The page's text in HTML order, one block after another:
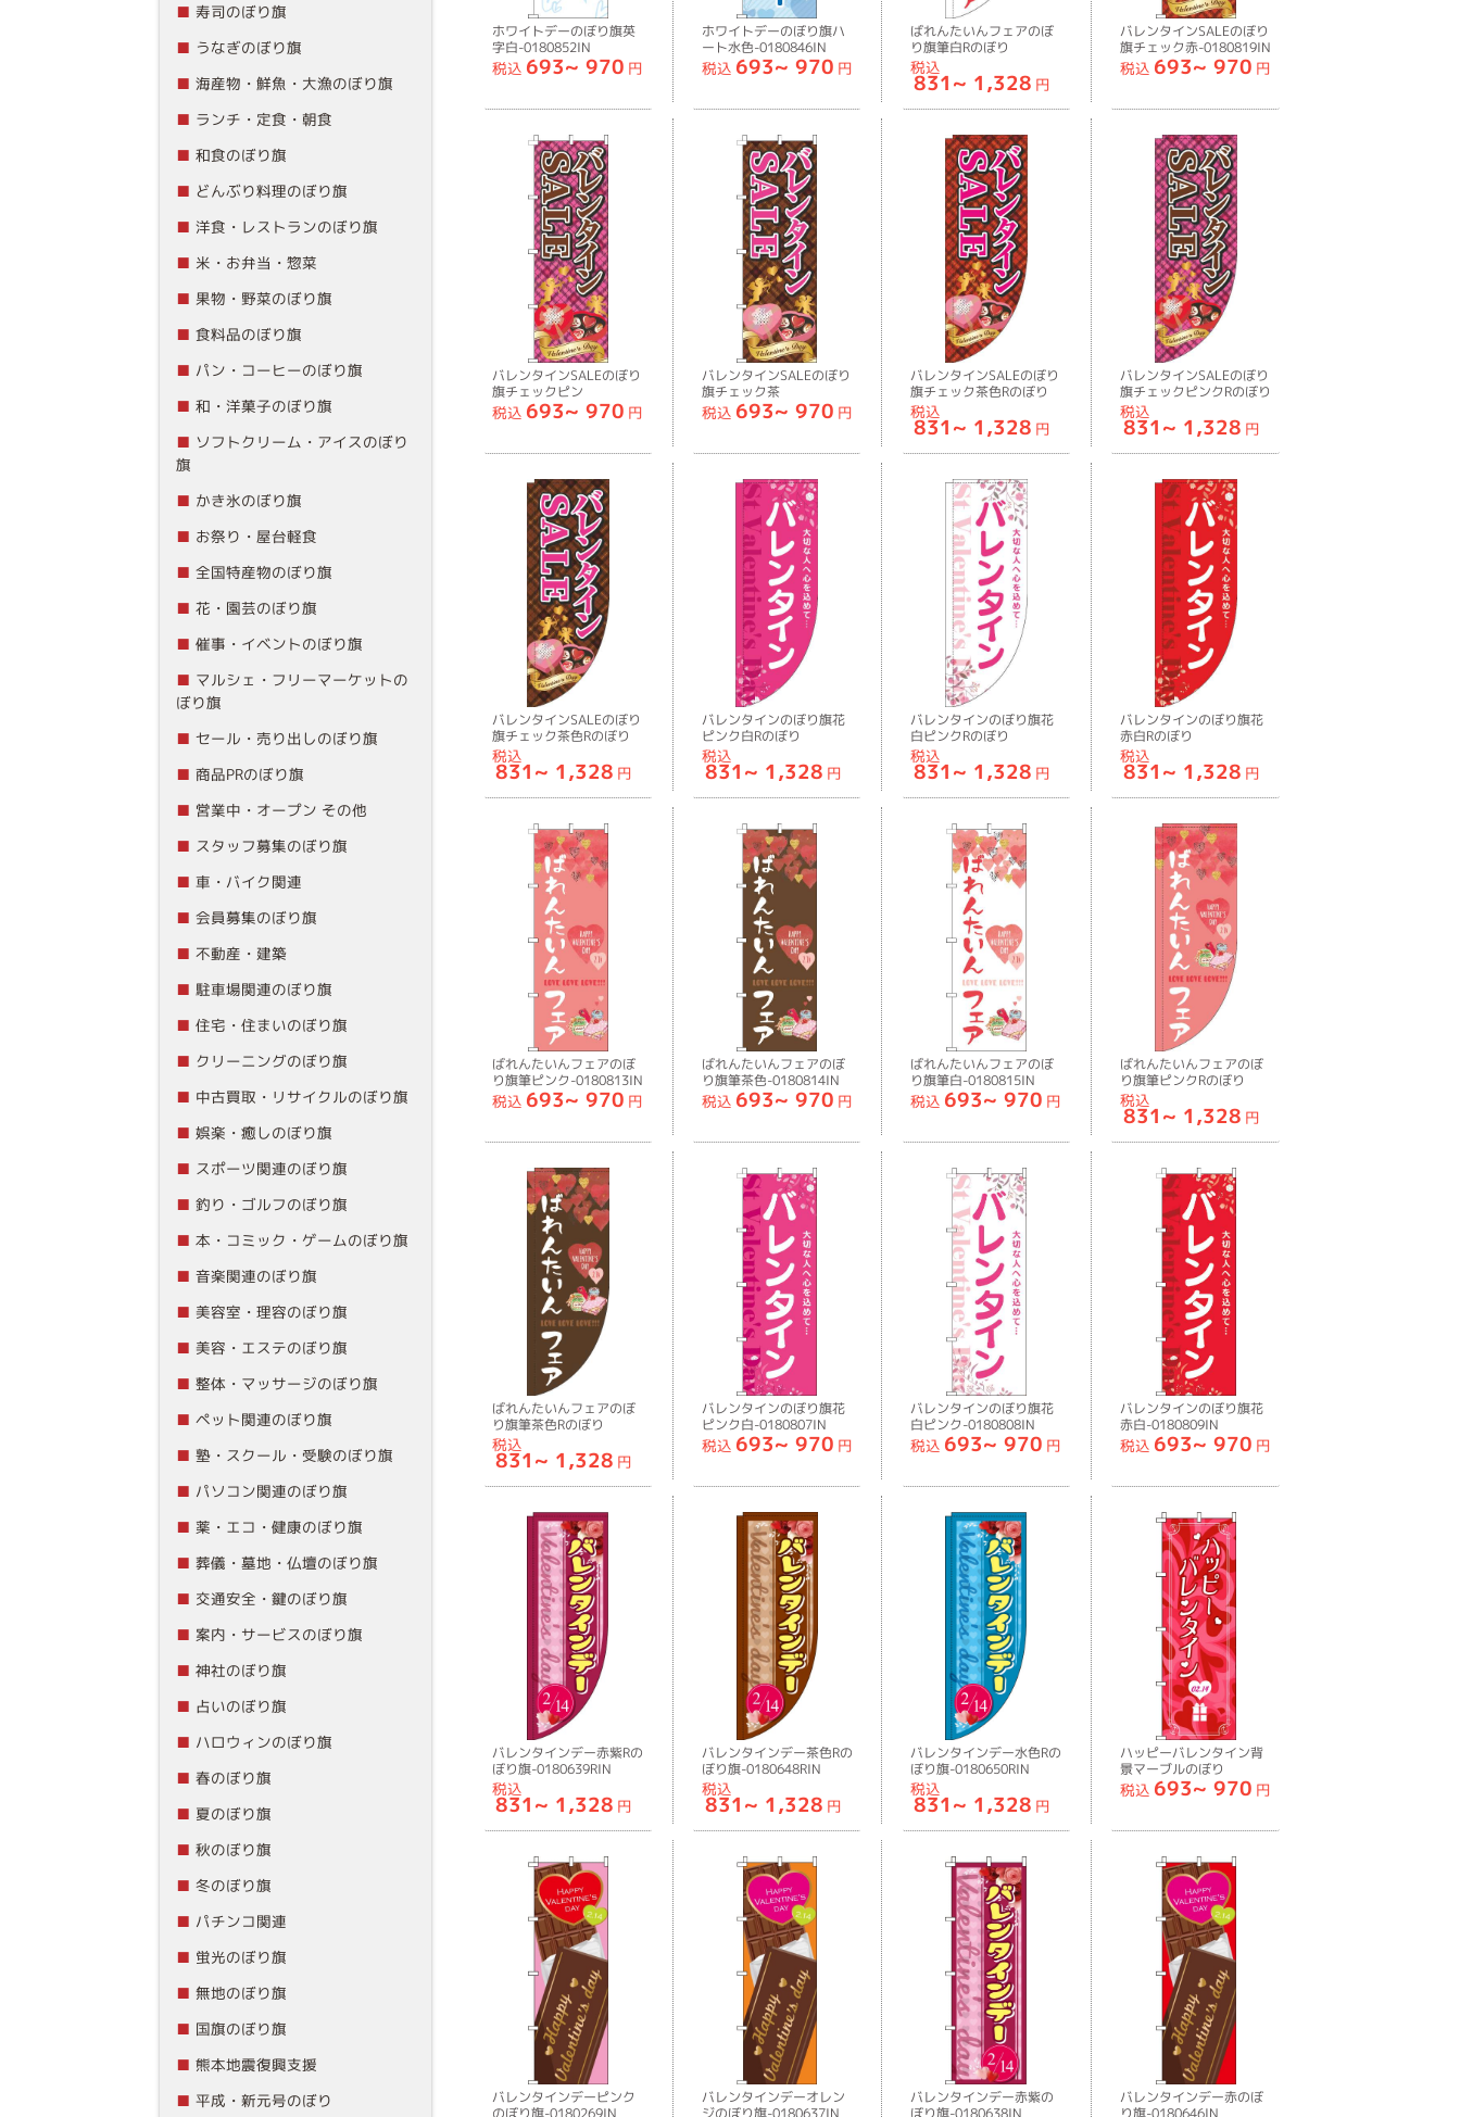
寿司のぼり旗
うなぎのぼり旗
海産物・鮮魚・大漁のぼり旗
ランチ・定食・朝食
和食のぼり旗
どんぶり料理のぼり旗
洋食・レストランのぼり旗
米・お弁当・惣菜
果物・野菜のぼり旗
食料品のぼり旗
パン・コーヒーのぼり旗
和・洋菓子のぼり旗
ソフトクリーム・アイスのぼり
旗
かき氷のぼり旗
お祭り・屋台軽食
全国特産物のぼり旗
花・園芸のぼり旗
催事・イベントのぼり旗
マルシェ・フリーマーケットの
ぼり旗
セール・売り出しのぼり旗
商品PRのぼり旗
営業中・オープン その他
スタッフ募集のぼり旗
車・バイク関連
会員募集のぼり旗
不動産・建築
駐車場関連のぼり旗
住宅・住まいのぼり旗
クリーニングのぼり旗
中古買取・リサイクルのぼり旗
娯楽・癒しのぼり旗
スポーツ関連のぼり旗
釣り・ゴルフのぼり旗
本・コミック・ゲームのぼり旗
音楽関連のぼり旗
美容室・理容のぼり旗
美容・エステのぼり旗
整体・マッサージのぼり旗
ペット関連のぼり旗
塾・スクール・受験のぼり旗
パソコン関連のぼり旗
薬・エコ・健康のぼり旗
葬儀・墓地・仏壇のぼり旗
交通安全・鍵のぼり旗
案内・サービスのぼり旗
神社のぼり旗
占いのぼり旗
ハロウィンのぼり旗
春のぼり旗
夏のぼり旗
秋のぼり旗
冬のぼり旗
パチンコ関連
蛍光のぼり旗
無地のぼり旗
国旗のぼり旗
熊本地震復興支援
平成・新元号のぼり
ホワイトデーのぼり旗英
字白-0180852IN
税込 693~ 970 円
ホワイトデーのぼり旗ハ
ート水色-0180846IN
税込 693~ 970 円
ばれんたいんフェアのぼ
り旗筆白Rのぼり
旗-0180818RIN
税込
831~ 1,328 円
バレンタインSALEのぼり
旗チェック赤-0180819IN
税込 693~ 970 円
バレンタインSALEのぼり
旗チェックピン
ク-0180820IN
税込 693~ 970 円
バレンタインSALEのぼり
旗チェック茶
色-0180821IN
税込 693~ 970 円
バレンタインSALEのぼり
旗チェック茶色Rのぼり
旗-0180822RIN
税込
831~ 1,328 円
バレンタインSALEのぼり
旗チェックピンクRのぼり
旗-0180823RIN
税込
831~ 1,328 円
バレンタインSALEのぼり
旗チェック茶色Rのぼり
旗-0180824RIN
税込
831~ 1,328 円
バレンタインのぼり旗花
ピンク白Rのぼり
旗-0180810RIN
税込
831~ 1,328 円
バレンタインのぼり旗花
白ピンクRのぼり
旗-0180811RIN
税込
831~ 1,328 円
バレンタインのぼり旗花
赤白Rのぼり
旗-0180812RIN
税込
831~ 1,328 円
ばれんたいんフェアのぼ
り旗筆ピンク-0180813IN
税込 693~ 970 円
ばれんたいんフェアのぼ
り旗筆茶色-0180814IN
税込 693~ 970 円
ばれんたいんフェアのぼ
り旗筆白-0180815IN
税込 693~ 970 円
ばれんたいんフェアのぼ
り旗筆ピンクRのぼり
旗-0180816RIN
税込
831~ 1,328 円
ばれんたいんフェアのぼ
り旗筆茶色Rのぼり
旗-0180817RIN
税込
831~ 1,328 円
バレンタインのぼり旗花
ピンク白-0180807IN
税込 693~ 970 円
バレンタインのぼり旗花
白ピンク-0180808IN
税込 693~ 970 円
バレンタインのぼり旗花
赤白-0180809IN
税込 693~ 970 円
バレンタインデー赤紫Rの
ぼり旗-0180639RIN
税込
831~ 1,328 円
バレンタインデー茶色Rの
ぼり旗-0180648RIN
税込
831~ 1,328 円
バレンタインデー水色Rの
ぼり旗-0180650RIN
税込
831~ 1,328 円
ハッピーバレンタイン背
景マーブルのぼり
旗-0180654IN
税込 693~ 970 円
バレンタインデーピンク
のぼり旗-0180269IN
バレンタインデーオレン
ジのぼり旗-0180637IN
バレンタインデー赤紫の
ぼり旗-0180638IN
バレンタインデー赤のぼ
り旗-0180646IN